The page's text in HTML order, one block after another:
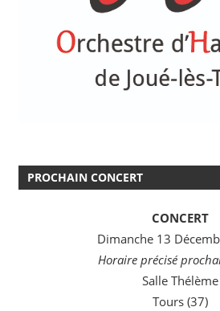
PROCHAIN CONCERT
CONCERT
Dimanche 13
Horaire précisé
Salle Thélème
Tours (37)